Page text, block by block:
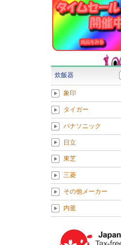
炊飯器
象印
タイガー
パナソニック
日立
東芝
三菱
その他メーカー
内釜